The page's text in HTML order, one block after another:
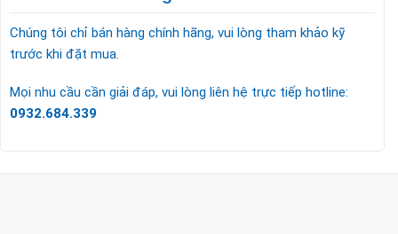
Chúng tôi chỉ bán hàng chính hãng, vui lòng tham khảo kỹ
trước khi đặt mua.
Mọi nhu cầu cần giải đáp, vui lòng liên hệ trực tiếp hotline:
0932.684.339